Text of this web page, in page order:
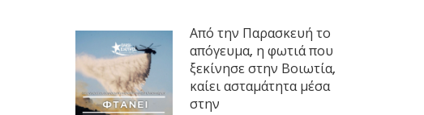
Από την Παρασκευή το
απόγευμα, η φωτιά που
ξεκίνησε στην Βοιωτία,
καίει ασταμάτητα μέσα
στην